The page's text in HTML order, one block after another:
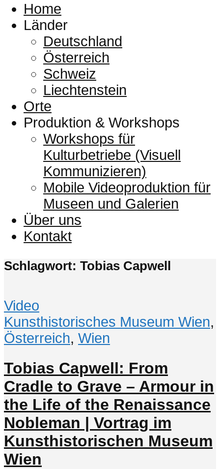
Home
Länder
Deutschland
Österreich
Schweiz
Liechtenstein
Orte
Produktion & Workshops
Workshops für
Kulturbetriebe (Visuell
Kommunizieren)
Mobile Videoproduktion für
Museen und Galerien
Über uns
Kontakt
Schlagwort: Tobias Capwell
Video
Kunsthistorisches Museum Wien,
Österreich, Wien
Tobias Capwell: From
Cradle to Grave – Armour in
the Life of the Renaissance
Nobleman | Vortrag im
Kunsthistorischen Museum
Wien